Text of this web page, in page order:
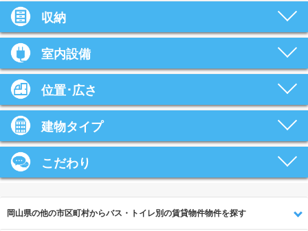
収納
室内設備
位置･広さ
建物タイプ
こだわり
岡山県の他の市区町村からバス・トイレ別の賃貸物件物件を探す